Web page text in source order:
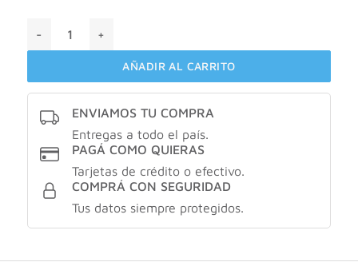
de un
cliente
AÑADIR AL CARRITO
ENVIAMOS TU COMPRA
Entregas a todo el país.
PAGÁ COMO QUIERAS
Tarjetas de crédito o efectivo.
COMPRÁ CON SEGURIDAD
Tus datos siempre protegidos.